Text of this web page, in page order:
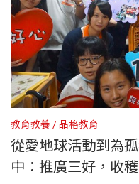
教育教養 品格教育
從愛地球活動到為
中：推廣三好，收